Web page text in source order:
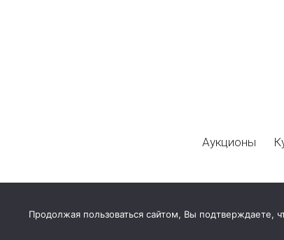
Аукционы
Продолжая пользоваться сайтом, Вы подтверждаете,